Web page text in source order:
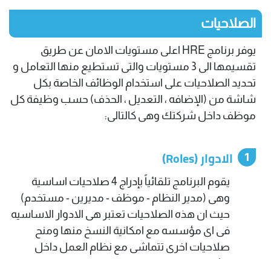
الصلاحيات
يوفر برنامج HRE اعلى مستويات الامان عن طريق
تقسيمها الى 3 مستويات والتى تستطيع منها التعامل و
تحديد الصلاحيات على استخدام الوظائف الخاصة بكل
شاشة من (الإضافه ، التعديل ، الحذف) حسب وظيفة كل
موظف داخل شركتك وهى كالتالى:
الادوار (Roles)
يقوم البرنامج تلقائياً بإدراج 4 صلاحيات اساسية
وهى (مدير النظام - موظف - مديرين - مستخدم)
حيث ان هذه الصلاحيات تعتبر هى الادوار الاساسيه
فى اى مؤسسه مع امكانية النسخ منها ومنح
صلاحيات اخرى تتماشى مع نظام العمل داخل